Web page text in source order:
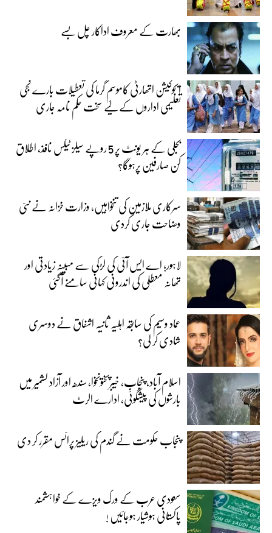
بھارت کے معروف اداکار چل بسے
ایجوکیشن اتھارٹی کاموسمِ گرما کی تعطیلات بارے نجی
تعلیمی اداروں کے لیے سخت حکم نامہ جاری
بجلی کے ہر یونٹ پر 5 روپے سیلز ٹیکس نافذ، اطلاق
کن صارفین پرہوگا؟
سرکاری ملازمین کی تنخواہیں، وزارت خزانہ نے نئی
وضاحت جاری کردی
لاہور؛ اے ایس آئی کی لڑکی سے مبینہ زیادتی اور
تھانہ معطلی کی اندرونی کہانی سامنے آگئی
عماد وسیم کی سابقہ اہلیہ ثانیہ اشفاق نے دوسری
شادی کر لی؟
اسلام آباد، پنجاب، خیبرپختونخوا، سندھ اور آزاد کشمیر میں
بارشوں کی پیشگوئی، ادارے الرٹ
پنجاب حکومت نے گندم کی ریلیز پرائس مقرر کر دی‎
سعودی عرب کے ورک ویزے کے خواہشمند
پاکستانی ہوشیار ہوجائیں !